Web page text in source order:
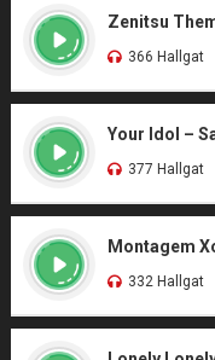
Zenitsu
366 Hallgat
377 Hallgat
Montagem
332 Hallgat